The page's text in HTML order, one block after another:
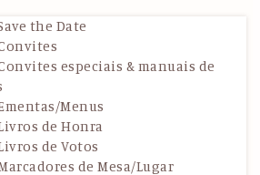
the Date
especiais & manuais de
Menus
de Honra
de Votos
de Mesa/Lugar